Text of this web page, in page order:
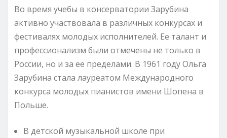
Во время учебы в консерватории Зарубина
активно участвовала в различных конкурсах и
фестивалях молодых исполнителей. Ее талант и
профессионализм были отмечены не только в
России, но и за ее пределами. В 1961 году Ольга
Зарубина стала лауреатом Международного
конкурса молодых пианистов имени Шопена в
Польше.
В детской музыкальной школе при